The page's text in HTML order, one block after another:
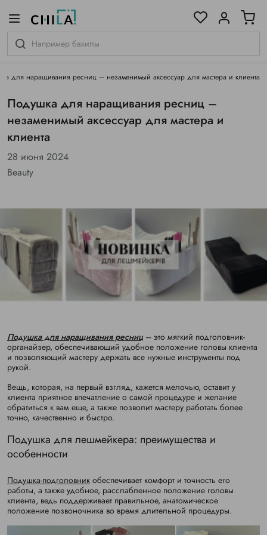
для наращивания ресниц – незаменимый аксессуар для мастера и клиента
Подушка для наращивания ресниц –
незаменимый аксессуар для мастера и
клиента
28 июня 2024
Beauty
Подушка для наращивания ресниц – это мягкий подголовник-
органайзер, обеспечивающий удобное положение головы клиента
и позволяющий мастеру держать все нужные инструменты под
рукой.
Вещь, которая, на первый взгляд, кажется мелочью, оставит у
клиента приятное впечатление о самой процедуре и желание
обратиться к вам еще, а также позволит мастеру работать более
точно, качественно и быстро.
Подушка для лешмейкера: преимущества и
особенности
Подушка-подголовник обеспечивает комфорт и точность его
работы, а также удобное, расслабленное положение головы
клиента, ведь поддерживает правильное, анатомическое
положение позвоночника во время длительной процедуры.
гамме